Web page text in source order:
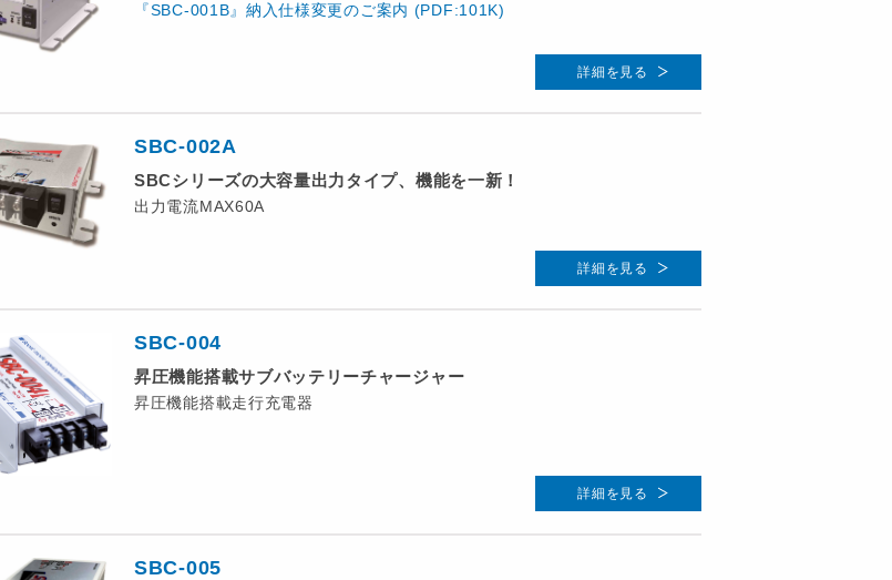
『SBC-001B』納入仕様変更のご案内 (PDF:101K)
詳細を見る
SBC-002A
SBCシリーズの大容量出力タイプ、機能を一新！
出力電流MAX60A
詳細を見る
SBC-004
昇圧機能搭載サブバッテリーチャージャー
昇圧機能搭載走行充電器
詳細を見る
SBC-005